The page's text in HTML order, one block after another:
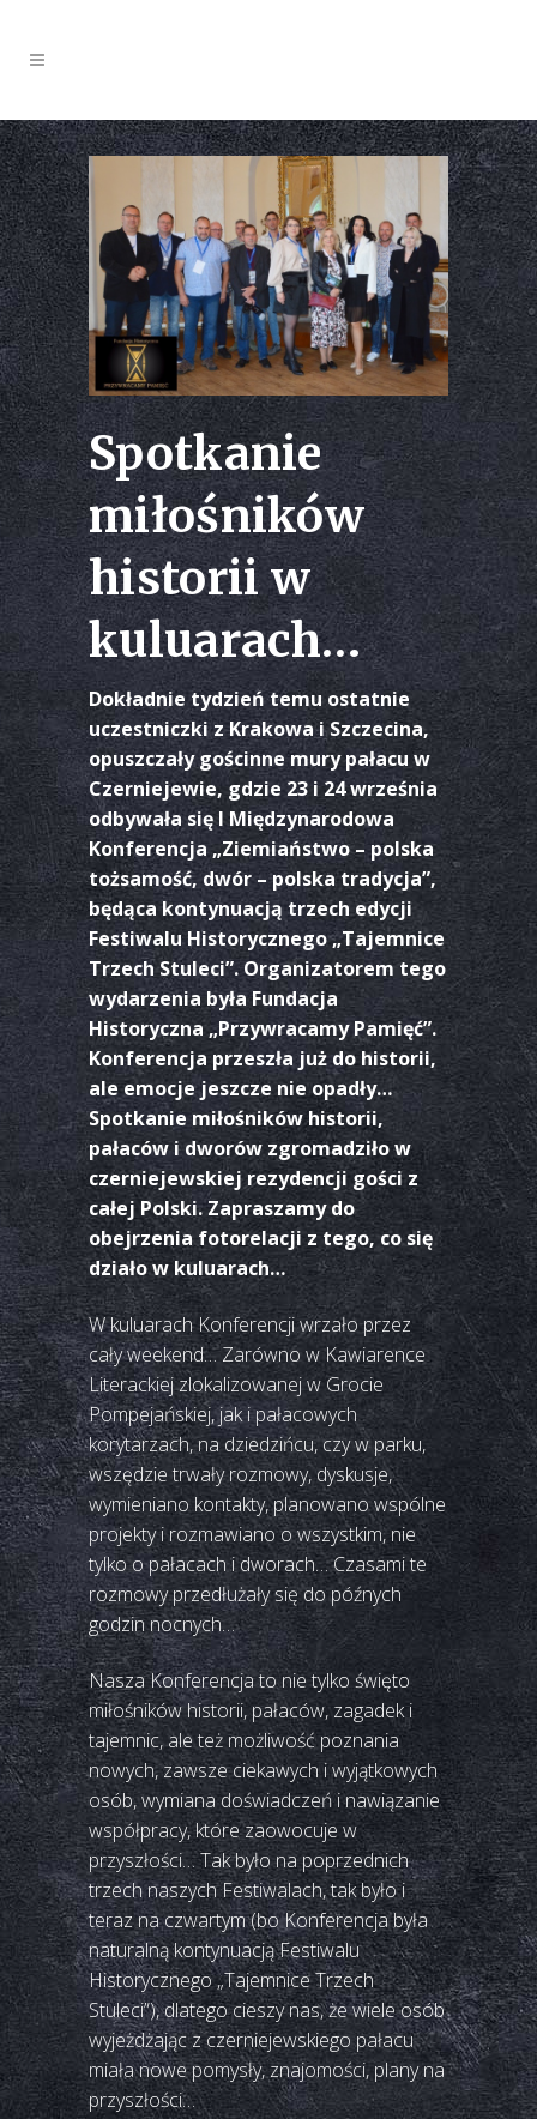
Spotkanie
miłośników
historii w
kuluarach…
Dokładnie tydzień temu ostatnie
uczestniczki z Krakowa i Szczecina,
opuszczały gościnne mury pałacu w
Czerniejewie, gdzie 23 i 24 września
odbywała się I Międzynarodowa
Konferencja „Ziemiaństwo – polska
tożsamość, dwór – polska tradycja”,
będąca kontynuacją trzech edycji
Festiwalu Historycznego „Tajemnice
Trzech Stuleci”. Organizatorem tego
wydarzenia była Fundacja
Historyczna „Przywracamy Pamięć”.
Konferencja przeszła już do historii,
ale emocje jeszcze nie opadły…
Spotkanie miłośników historii,
pałaców i dworów zgromadziło w
czerniejewskiej rezydencji gości z
całej Polski. Zapraszamy do
obejrzenia fotorelacji z tego, co się
działo w kuluarach…
W kuluarach Konferencji wrzało przez
cały weekend… Zarówno w Kawiarence
Literackiej zlokalizowanej w Grocie
Pompejańskiej, jak i pałacowych
korytarzach, na dziedzińcu, czy w parku,
wszędzie trwały rozmowy, dyskusje,
wymieniano kontakty, planowano wspólne
projekty i rozmawiano o wszystkim, nie
tylko o pałacach i dworach… Czasami te
rozmowy przedłużały się do późnych
godzin nocnych…
Nasza Konferencja to nie tylko święto
miłośników historii, pałaców, zagadek i
tajemnic, ale też możliwość poznania
nowych, zawsze ciekawych i wyjątkowych
osób, wymiana doświadczeń i nawiązanie
współpracy, które zaowocuje w
przyszłości… Tak było na poprzednich
trzech naszych Festiwalach, tak było i
teraz na czwartym (bo Konferencja była
naturalną kontynuacją Festiwalu
Historycznego „Tajemnice Trzech
Stuleci”), dlatego cieszy nas, że wiele osób
wyjeżdżając z czerniejewskiego pałacu
miała nowe pomysły, znajomości, plany na
przyszłości…